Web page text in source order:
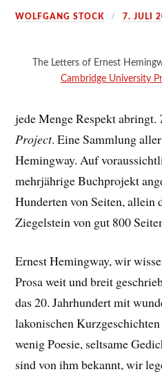
WOLFGANG STOCK 7. JULI
The Letters of Ernest
Cambridge University
jede Menge Respekt abringt.
Project. Eine Sammlung
Hemingway. Auf
mehrjährige Buchprojekt
Hunderten von Seiten, allein
Ziegelstein von gut 800
Ernest Hemingway, wir
Prosa weit und breit
das 20. Jahrhundert mit
lakonischen
wenig Poesie, seltsame
sind von ihm bekannt, wir